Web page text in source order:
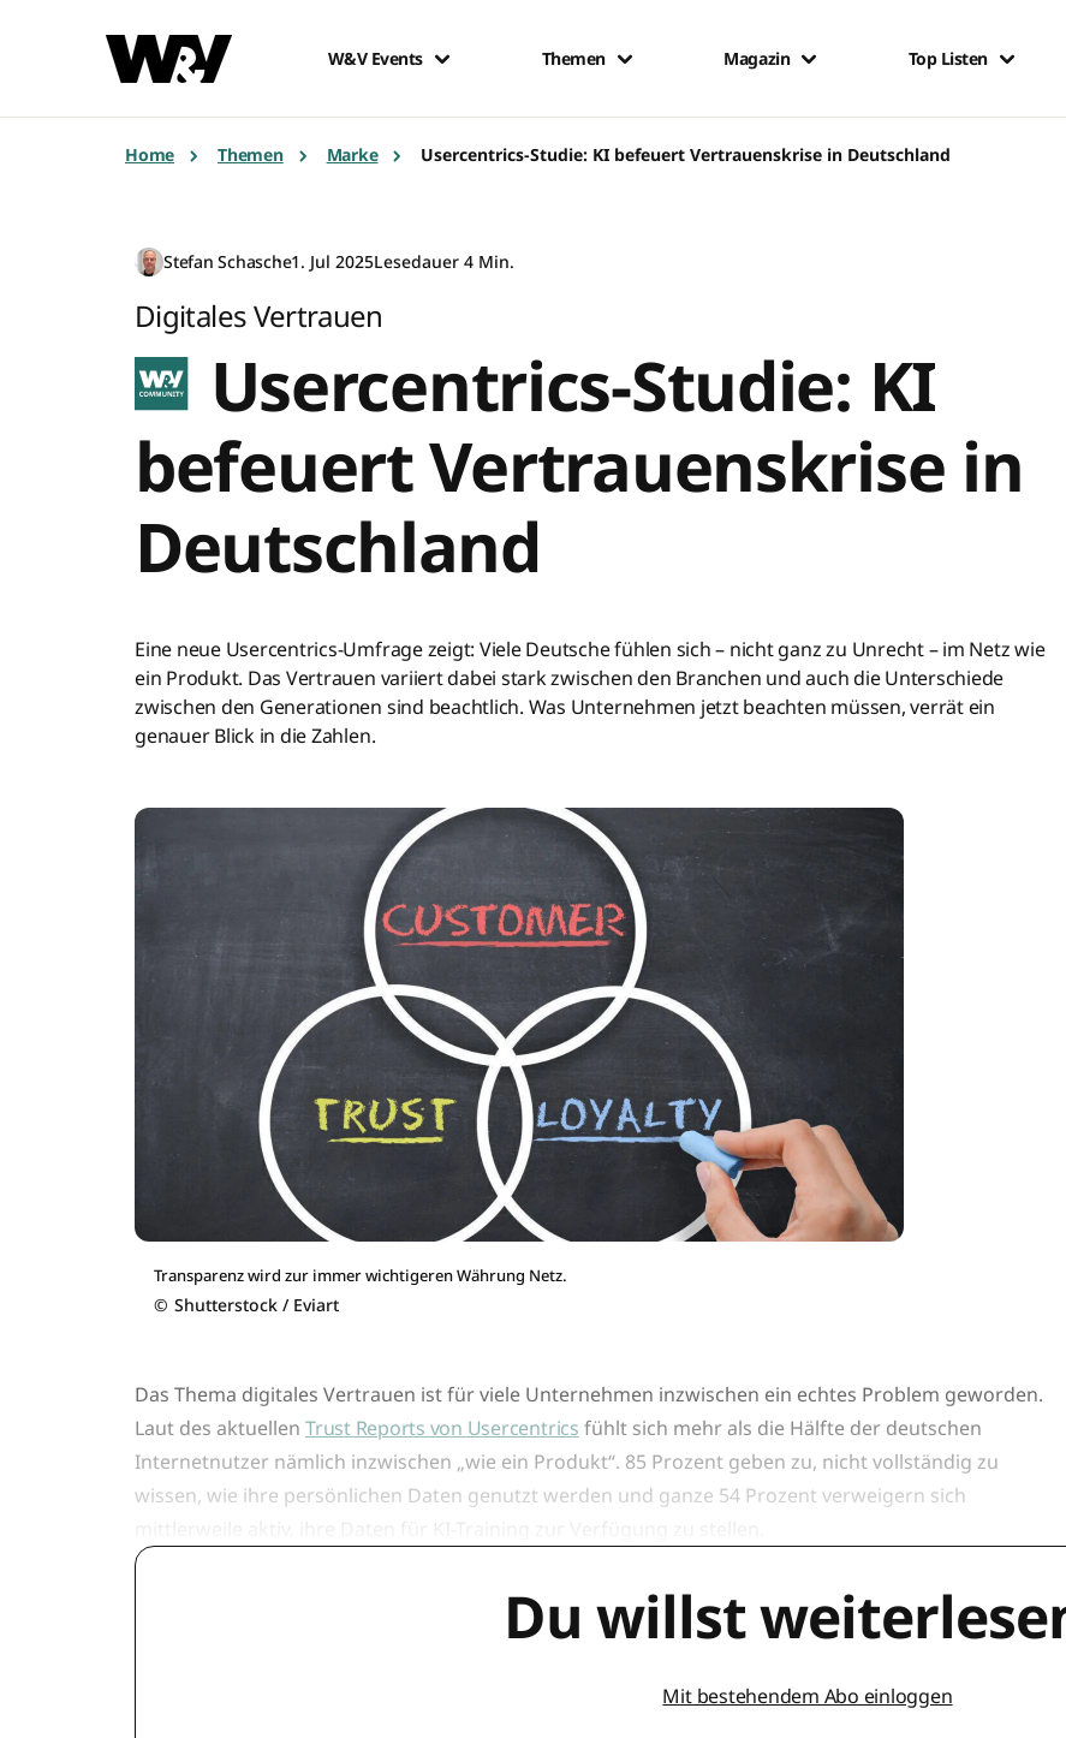
W&V Events Themen Magazin Top Listen
Home Themen Marke Usercentrics-Studie: KI befeuert Vertrauenskrise in Deutschland
Stefan Schasche1. Jul 2025Lesedauer 4 Min.
Digitales Vertrauen
Usercentrics-Studie: KI
befeuert Vertrauenskrise in
Deutschland
Eine neue Usercentrics-Umfrage zeigt: Viele Deutsche fühlen sich – nicht ganz zu Unrecht – im Netz wie
ein Produkt. Das Vertrauen variiert dabei stark zwischen den Branchen und auch die Unterschiede
zwischen den Generationen sind beachtlich. Was Unternehmen jetzt beachten müssen, verrät ein
genauer Blick in die Zahlen.
Transparenz wird zur immer wichtigeren Währung Netz.
© Shutterstock / Eviart
Das Thema digitales Vertrauen ist für viele Unternehmen inzwischen ein echtes Problem geworden.
Laut des aktuellen Trust Reports von Usercentrics fühlt sich mehr als die Hälfte der deutschen
Internetnutzer nämlich inzwischen „wie ein Produkt“. 85 Prozent geben zu, nicht vollständig zu
wissen, wie ihre persönlichen Daten genutzt werden und ganze 54 Prozent verweigern sich
Du willst
Mit bestehendem Abo einloggen